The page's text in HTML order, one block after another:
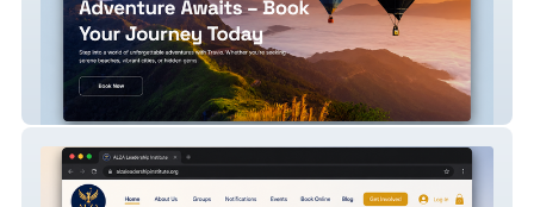
Skyline